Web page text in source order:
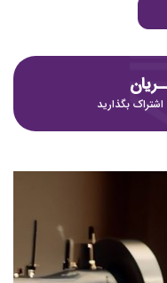
بگذارید